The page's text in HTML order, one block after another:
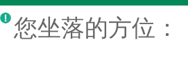
您坐落的方位：